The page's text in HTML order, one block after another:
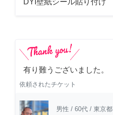
DYI壁紙シール貼り付け
有り難うございました。
依頼されたチケット
男性 / 60代 / 東京都